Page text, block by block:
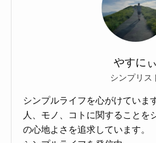
やすにぃ
シンプリス
シンプルライフを心がけています
人、モノ、コトに関することを
の心地よさを追求しています。